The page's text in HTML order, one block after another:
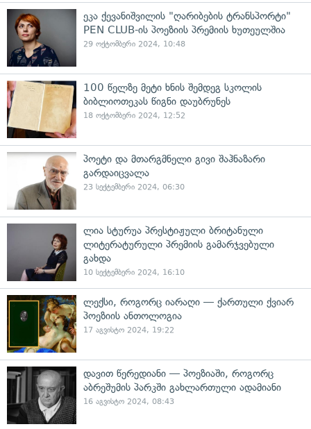
ეკა ქევანიშვილის "ღარიბების ტრანსპორტი"
PEN CLUB-ის პოეზიის პრემიის ხუთეულშია
29 ოქტომბერი 2024, 10:48
100 წელზე მეტი ხნის შემდეგ სკოლის
ბიბლიოთეკას წიგნი დაუბრუნეს
18 ოქტომბერი 2024, 12:52
პოეტი და მთარგმნელი გივი შაჰნაზარი
გარდაიცვალა
23 სექტემბერი 2024, 06:30
ლია სტურუა პრესტიჟული ბრიტანული
ლიტერატურული პრემიის გამარჯვებული
გახდა
10 სექტემბერი 2024, 16:10
ლექსი, როგორც იარაღი — ქართული ქვიარ
პოეზიის ანთოლოგია
17 აგვისტო 2024, 19:22
დავით წერედიანი — პოეზიაში, როგორც
აბრეშუმის პარკში გახლართული ადამიანი
16 აგვისტო 2024, 08:43